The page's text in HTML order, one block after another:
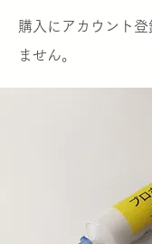
購入にアカウント登
ません。